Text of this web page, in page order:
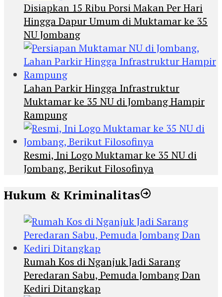
Disiapkan 15 Ribu Porsi Makan Per Hari
Hingga Dapur Umum di Muktamar ke 35
NU Jombang
Lahan Parkir Hingga Infrastruktur
Muktamar ke 35 NU di Jombang Hampir
Rampung
Resmi, Ini Logo Muktamar ke 35 NU di
Jombang, Berikut Filosofinya
Hukum & Kriminalitas
Rumah Kos di Nganjuk Jadi Sarang
Peredaran Sabu, Pemuda Jombang Dan
Kediri Ditangkap